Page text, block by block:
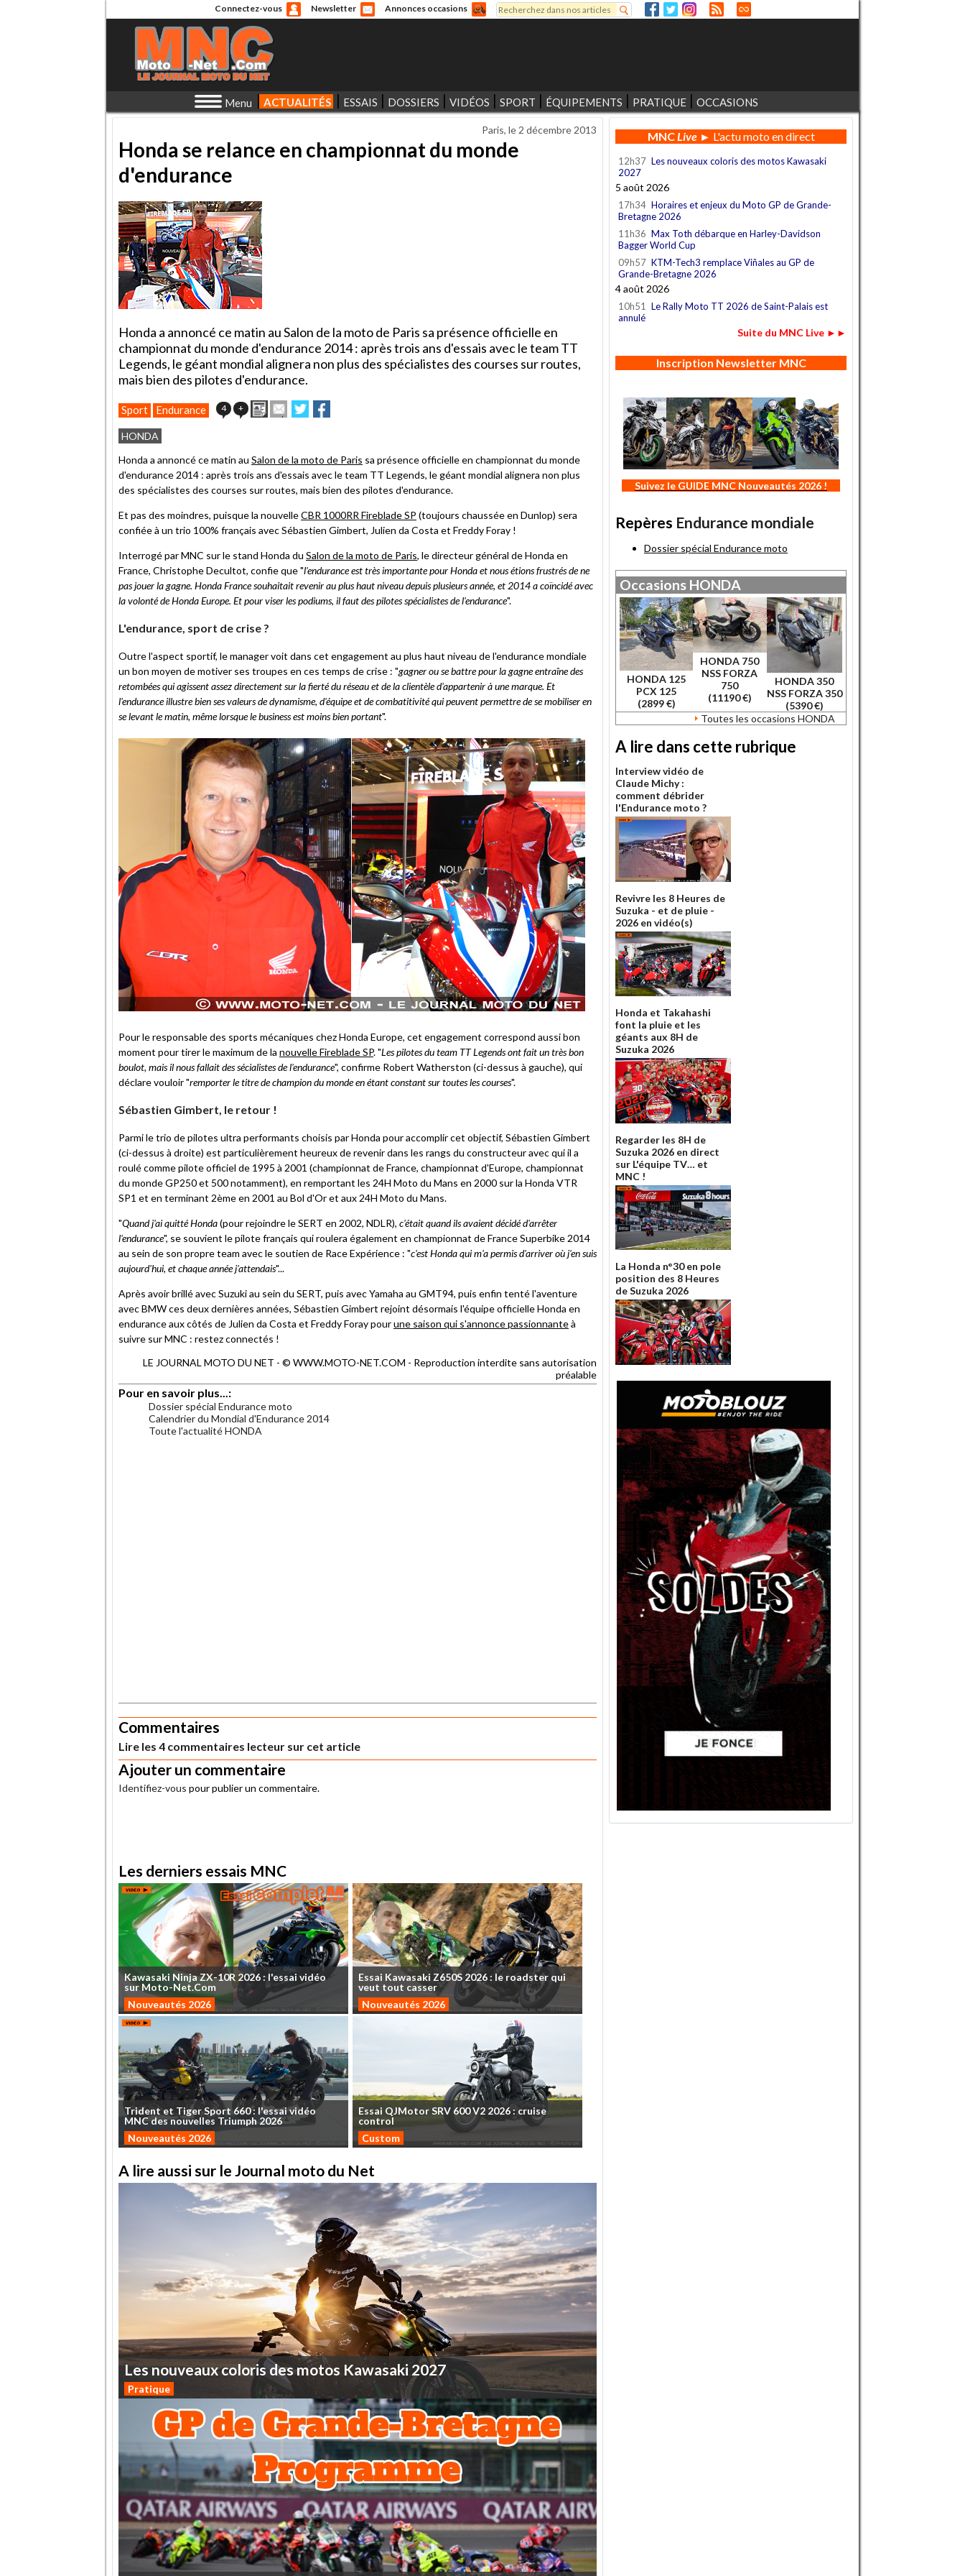
Connectez-vous Newsletter Annonces occasions
Formulaire de recherche
Rechercher
Menu ACTUALITÉS ESSAIS DOSSIERS VIDÉOS SPORT ÉQUIPEMENTS PRATIQUE OCCASIONS
Paris, le 2 décembre 2013
Honda se relance en championnat du monde
d'endurance
Honda a annoncé ce matin au Salon de la moto de Paris sa présence officielle en
championnat du monde d'endurance 2014 : après trois ans d'essais avec le team TT
Legends, le géant mondial alignera non plus des spécialistes des courses sur routes,
mais bien des pilotes d'endurance.
Sport Endurance 4 + ImprimerEnvoyer
cet
ami
Partager
sur
sur
HONDA
Honda a annoncé ce matin au Salon de la moto de Paris sa présence officielle en championnat du monde
d'endurance 2014 : après trois ans d'essais avec le team TT Legends, le géant mondial alignera non plus
des spécialistes des courses sur routes, mais bien des pilotes d'endurance.
Et pas des moindres, puisque la nouvelleCBR 1000RR Fireblade SP (toujours chaussée en Dunlop) sera
confiée à un trio 100% français avec Sébastien Gimbert, Julien da Costa et Freddy Foray !
Interrogé par MNC sur le stand Honda du Salon de la moto de Paris, le directeur général de Honda en
France, Christophe Decultot, confie que "l'endurance est très importante pour Honda et nous étions frustrés de ne
pas jouer la gagne. Honda France souhaitait revenir au plus haut niveau depuis plusieurs année, et 2014 a coïncidé avec
la volonté de Honda Europe. Et pour viser les podiums, il faut des pilotes spécialistes de l'endurance".
L'endurance, sport de crise ?
Outre l'aspect sportif, le manager voit dans cet engagement au plus haut niveau de l'endurance mondiale
un bon moyen de motiver ses troupes en ces temps de crise : "gagner ou se battre pour la gagne entraîne des
retombées qui agissent assez directement sur la fierté du réseau et de la clientèle d'appartenir à une marque. Et
l'endurance illustre bien ses valeurs de dynamisme, d'équipe et de combatitivité qui peuvent permettre de se mobiliser en
se levant le matin, mêmelorsque le business est moins bien portant".
Pour le responsable des sports mécaniques chez Honda Europe, cet engagement correspond aussi bon
moment pour tirer le maximum de la nouvelle Fireblade SP. "Les pilotes du team TT Legends ont fait un très bon
boulot, mais il nous fallait des sécialistes de l'endurance", confirme Robert Watherston (ci-dessus à gauche), qui
déclare vouloir "remporter le titre de champion du monde en étant constant sur toutes les courses".
Sébastien Gimbert, le retour !
Parmi le trio de pilotes ultra performants choisis par Honda pour accomplir cet objectif, Sébastien Gimbert
(ci-dessus à droite) est particulièrement heureux de revenir dans les rangs du constructeur avec qui il a
roulé comme pilote officiel de 1995 à 2001 (championnat de France, championnat d'Europe, championnat
du monde GP250 et 500 notamment), en remportant les 24H Moto du Mans en 2000 sur la Honda VTR
SP1 et en terminant 2ème en 2001 au Bol d'Or et aux 24H Moto du Mans.
"Quand j'ai quitté Honda(pour rejoindre le SERT en 2002, NDLR), c'était quand ils avaient décidé d'arrêter
l'endurance", se souvient le pilote français qui roulera également en championnat de France Superbike 2014
au sein de son propre team avec le soutien de Race Expérience : "c'est Honda qui m'a permis d'arriver où j'en suis
aujourd'hui, et chaque année j'attendais"...
Après avoir brillé avec Suzuki au sein du SERT, puis avec Yamaha au GMT94, puis enfin tenté l'aventure
avec BMW ces deux dernières années, Sébastien Gimbert rejoint désormais l'équipe officielle Honda en
endurance aux côtés de Julien da Costa et Freddy Foray pourune saison qui s'annonce passionnanteà
suivre sur MNC : restez connectés !
LE JOURNAL MOTO DU NET - © WWW.MOTO-NET.COM - Reproduction interdite sans autorisation
préalable
Pour en savoir plus...:
Dossier spécial Endurance moto
Calendrier du Mondial d'Endurance 2014
Toute l'actualité HONDA
Commentaires
Lire les 4 commentaires lecteur sur cet article
Ajouter un commentaire
Identifiez-vous pour publier un commentaire.
Les derniers essais MNC
Kawasaki NinjaZX-10R 2026 : l'essai vidéo
sur Moto-Net.Com
Nouveautés 2026
Essai Kawasaki Z650S2026: le roadster qui
veut tout casser
Nouveautés 2026
Trident et TigerSport 660: l'essaividéo
MNCdesnouvelles Triumph2026
Nouveautés 2026
Essai QJMotorSRV 600V2 2026: cruise
control
Custom
A lire aussi sur le Journal moto du Net
Lesnouveauxcoloris desmotos Kawasaki 2027
Pratique
MNCLive► L'actu moto en direct
12h37 Les nouveaux coloris des motos Kawasaki
2027
5 août 2026
17h34 Horaires et enjeux du Moto GP de Grande-
Bretagne 2026
11h36 Max Toth débarque en Harley-Davidson
Bagger World Cup
09h57 KTM-Tech3 remplace Viñales au GP de
Grande-Bretagne 2026
4 août 2026
10h51
Le Rally Moto TT 2026 de Saint-Palais est
annulé
Suite du MNC Live ►►
Inscription Newsletter MNC
Suivez le GUIDE MNC Nouveautés 2026 !
Repères Endurance mondiale
Dossier spécial Endurance moto
Occasions HONDA
HONDA 125
PCX 125
(2899 €)
HONDA 750
NSS FORZA
750
(11190 €)
HONDA 350
NSS FORZA 350
(5390 €)
Toutes les occasions HONDA
A lire dans cette rubrique
Interview vidéo de
Claude Michy :
comment débrider
l'Endurance moto ?
Revivre les 8 Heures de
Suzuka - et de pluie -
2026 en vidéo(s)
Honda et Takahashi
font la pluie et les
géants aux 8H de
Suzuka 2026
Regarder les 8H de
Suzuka 2026 en direct
sur L'équipe TV… et
MNC !
La Honda n°30 en pole
position des 8 Heures
de Suzuka 2026